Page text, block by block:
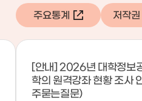
[안내] 2026년 대학정보
학의 원격강좌 현황 조사
주묻는질문)
주요통계 저작